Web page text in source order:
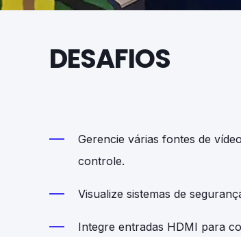
DESAFIOS
Gerencie várias fontes de
controle.
Visualize sistemas de
Integre entradas HDMI para